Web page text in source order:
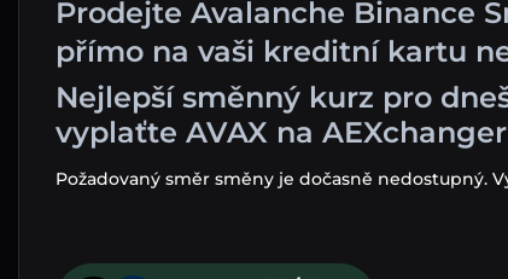
Prodejte Avalanche Binance
přímo na vaši kreditní kartu
Nejlepší směnný kurz pro
vyplaťte AVAX na
Požadovaný směr směny je dočasně nedostupný.